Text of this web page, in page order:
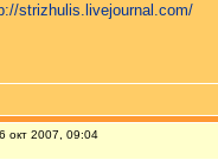
strizhulis.livejournal.com/
окт 2007, 09:04